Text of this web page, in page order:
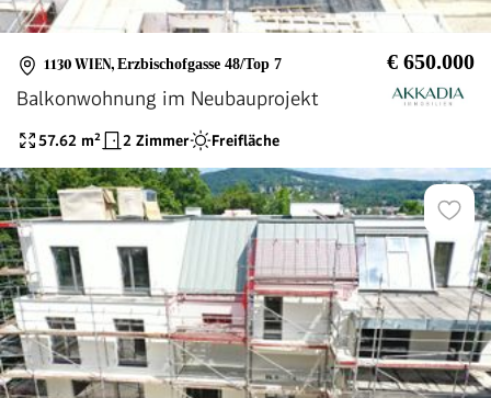
1130 WIEN, Erzbischofgasse 48/Top 7 € 650.000
Balkonwohnung im Neubauprojekt
57.62 m² 2 Zimmer Freifläche